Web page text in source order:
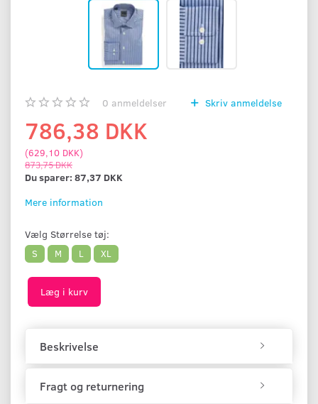
0 anmeldelser Skriv anmeldelse
786,38 DKK
(629,10 DKK)
873,75 DKK
Du sparer: 87,37 DKK
Mere information
Vælg Størrelse tøj:
S M L XL
Læg i kurv
Beskrivelse
Fragt og returnering